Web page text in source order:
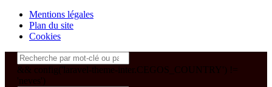
Mentions légales
Plan du site
Cookies
&& config('laravel-theme-inter.CEGOS_COUNTRY') !=
'neves')